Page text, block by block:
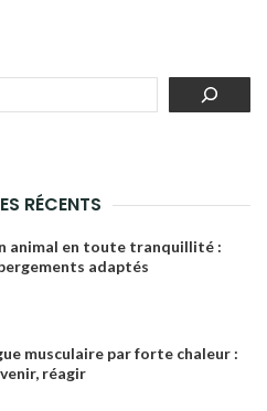
RÉCENTS
animal en toute tranquillité :
adaptés
musculaire par forte chaleur :
réagir